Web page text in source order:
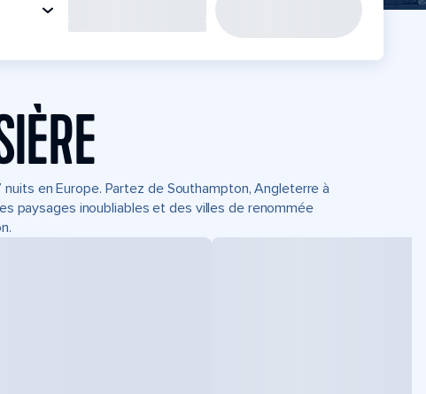
en Europe. Partez de Southampton, Angleterre à
paysages inoubliables et des villes de renommée